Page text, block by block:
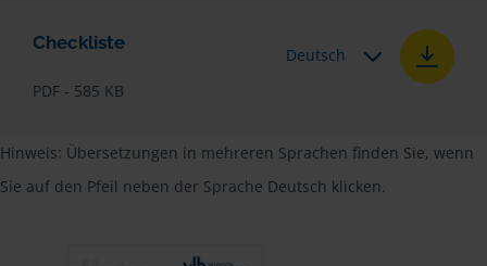
Checkliste
PDF - 585 KB
Deutsch
Hinweis: Übersetzungen in mehreren Sprachen finden Sie, wenn
Sie auf den Pfeil neben der Sprache Deutsch klicken.